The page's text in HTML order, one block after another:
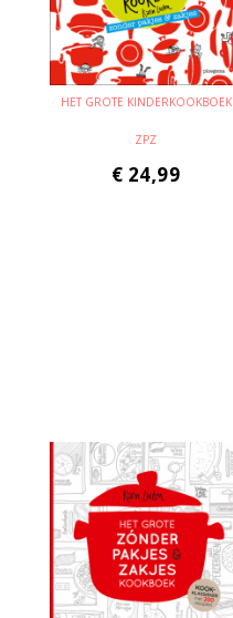
HET GROTE KINDERKOOKBOEK
ZPZ
€ 24,99